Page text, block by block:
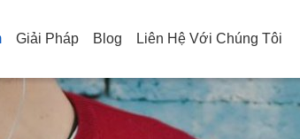
Giải Pháp Blog Liên Hệ Với Chúng Tôi